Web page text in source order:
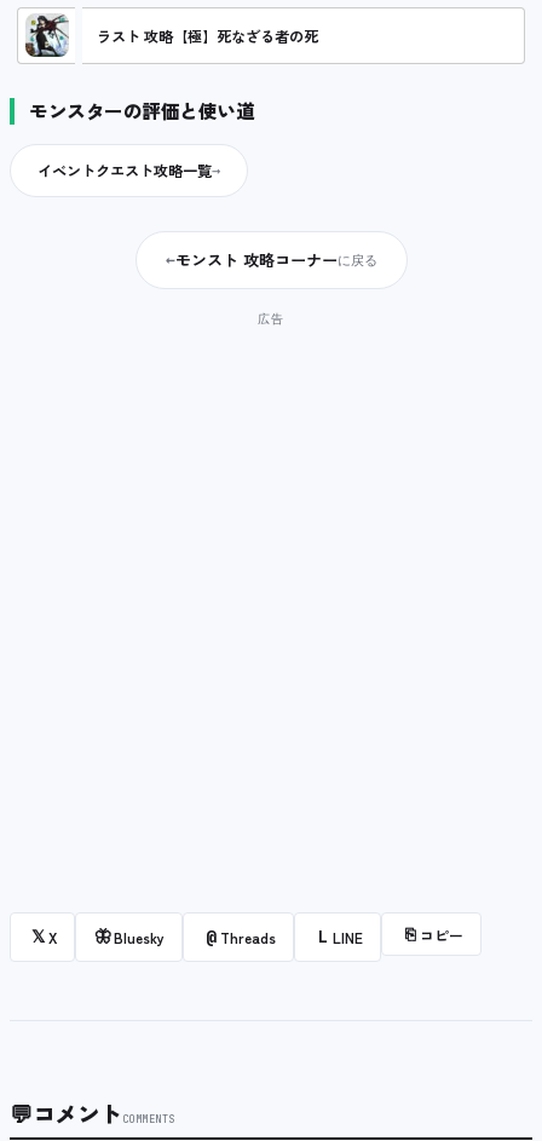
ラスト 攻略【極】死なざる者の死
モンスターの評価と使い道
イベントクエスト攻略一覧
←モンスト 攻略コーナーに戻る
𝕏X 🦋Bluesky @ Threads L LINE ⎘ コピー
💬コメント COMMENTS